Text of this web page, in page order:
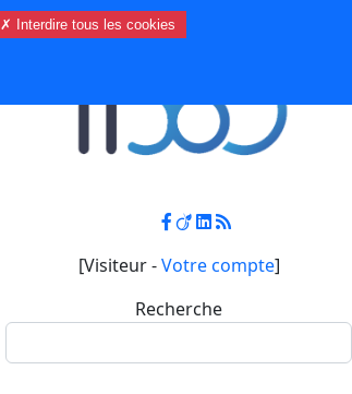
Mon compte
[Visiteur -Votre compte]
Recherche
✗ Interdire tous les cookies